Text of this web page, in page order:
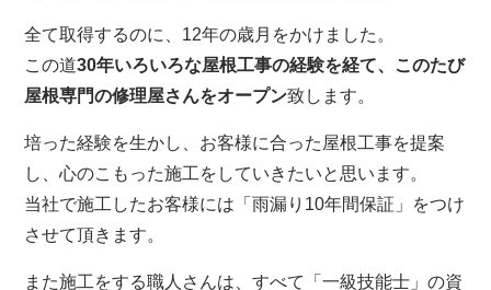
全て取得するのに、12年の歳月をかけました。
この道30年いろいろな屋根工事の経験を経て、このたび
屋根専門の修理屋さんをオープン致します。
培った経験を生かし、お客様に合った屋根工事を提案
し、心のこもった施工をしていきたいと思います。
当社で施工したお客様には「雨漏り10年間保証」をつけ
させて頂きます。
また施工をする職人さんは、すべて「一級技能士」の資